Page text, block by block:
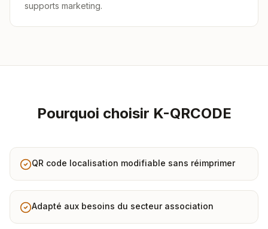
supports marketing.
Pourquoi choisir K-QRCODE
QR code localisation modifiable sans réimprimer
Adapté aux besoins du secteur association